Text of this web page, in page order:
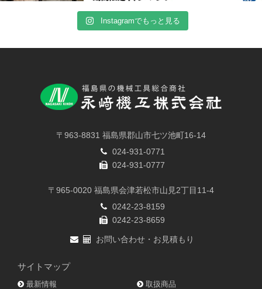
Instagramでもっと見る
〒963-8831 福島県郡山市七ツ池町16-14
024-931-0771
024-931-0777
〒965-0020 福島県会津若松市山見2丁目11-4
0242-23-8159
0242-23-8659
お問い合わせ・お見積もり
サイトマップ
最新情報 取扱商品